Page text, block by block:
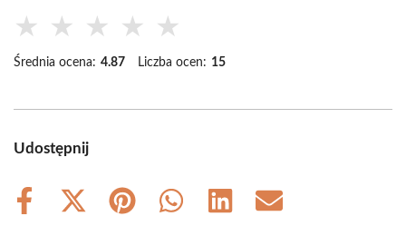
★ ★ ★ ★ ★
Średnia ocena: 4.87 Liczba ocen: 15
Udostępnij
Share
Share
Share
Share
Share
Share